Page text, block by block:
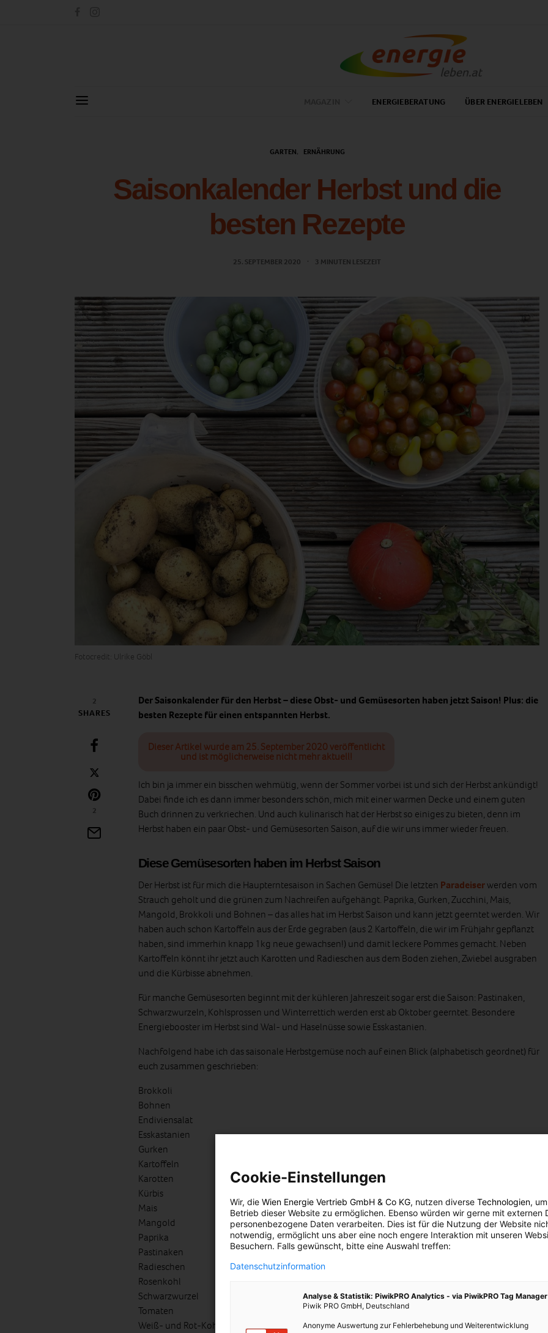
ENERGIEBERATUNG ÜBER ENERGIELEBEN
GARTEN ERNÄHRUNG
Saisonkalender Herbst und die
besten Rezepte
25. SEPTEMBER 2020 3 MINUTEN LESEZEIT
Fotocredit: Ulrike Göbl
2
SHARES
2
Der Saisonkalender für den Herbst – diese Obst- und Gemüsesorten haben jetzt Saison! Plus: die
besten Rezepte für einen entspannten Herbst.
Dieser Artikel wurde am 25. September 2020 veröffentlicht
und ist möglicherweise nicht mehr aktuell!
Ich bin ja immer ein bisschen wehmütig, wenn der Sommer vorbei ist und sich der Herbst ankündigt!
Dabei finde ich es dann immer besonders schön, mich mit einer warmen Decke und einem guten
Buch drinnen zu verkriechen. Und auch kulinarisch hat der Herbst so einiges zu bieten, denn im
Herbst haben ein paar Obst- und Gemüsesorten Saison, auf die wir uns immer wieder freuen.
Diese Gemüsesorten haben im Herbst Saison
Der Herbst ist für mich die Haupterntesaison in Sachen Gemüse! Die letzten Paradeiserwerden vom
Strauch geholt und die grünen zum Nachreifen aufgehängt. Paprika, Gurken, Zucchini, Mais,
Mangold, Brokkoli und Bohnen – das alles hat im Herbst Saison und kann jetzt geerntet werden. Wir
haben auch schon Kartoffeln aus der Erde gegraben (aus 2 Kartoffeln, die wir im Frühjahr gepflanzt
haben, sind immerhin knapp 1kg neue gewachsen!) und damit leckere Pommes gemacht. Neben
Kartoffeln könnt ihr jetzt auch Karotten und Radieschen aus dem Boden ziehen, Zwiebel ausgraben
und die Kürbisse abnehmen.
Für manche Gemüsesorten beginnt mit der kühleren Jahreszeit sogar erst die Saison: Pastinaken,
Schwarzwurzeln, Kohlsprossen und Winterrettich werden erst ab Oktober geerntet. Besondere
Energiebooster im Herbst sind Wal- und Haselnüsse sowie Esskastanien.
Nachfolgend habe ich das saisonale Herbstgemüse noch auf einen Blick (alphabetisch geordnet) für
euch zusammen geschrieben:
Brokkoli
Bohnen
Endiviensalat
Esskastanien
Gurken
Kartoffeln
Karotten
Kürbis
Mais
Mangold
Paprika
Pastinaken
Radieschen
Rosenkohl
Schwarzwurzel
Tomaten
Weiß- und Rot-Kohl
Cookie-Einstellungen
Wir, die Wien Energie Vertrieb GmbH & Co KG, nutzen diverse Technologien,
Betrieb dieser Website zu ermöglichen. Ebenso würden wir gerne mit externen
personenbezogene Daten verarbeiten. Dies ist für die Nutzung der Website
notwendig, ermöglicht uns aber eine noch engere Interaktion mit unseren
Besuchern. Falls gewünscht, bitte eine Auswahl treffen:
Datenschutzinformation
Analyse & Statistik: PiwikPRO Analytics - via PiwikPRO Tag Manager
Piwik PRO GmbH, Deutschland
Anonyme Auswertung zur Fehlerbehebung und Weiterentwicklung